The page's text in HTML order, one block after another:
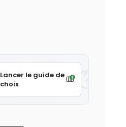
Lancer le guide de
choix